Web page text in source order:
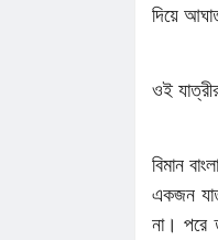
দিয়ে
ওই
বিমান
একজন
না। পরে